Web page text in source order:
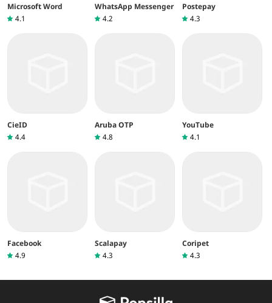
Microsoft Word
4.1
WhatsApp Messenger
4.2
Postepay
4.3
CieID
4.4
Aruba OTP
4.8
YouTube
4.1
Facebook
4.9
Scalapay
4.3
Coripet
4.3